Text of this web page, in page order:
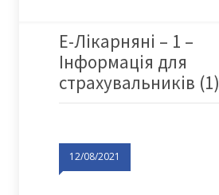
Е-Лікарняні – 1 –
Інформацiя для
страхувальникiв (1)
12/08/2021